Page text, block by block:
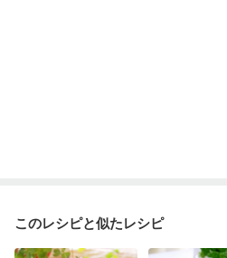
このレシピと似たレシピ